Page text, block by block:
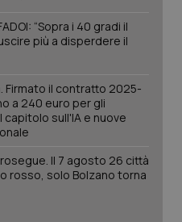
“Sopra i 40 gradi il
più a disperdere il
Firmato il contratto 2025-
a 240 euro per gli
capitolo sull'IA e nuove
Il 7 agosto 26 città
rosso, solo Bolzano torna
www.quotidianosanita.it